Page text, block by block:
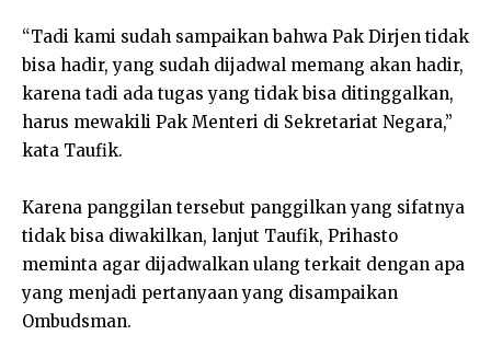
“Tadi kami sudah sampaikan bahwa Pak Dirjen tidak
bisa hadir, yang sudah dijadwal memang akan hadir,
karena tadi ada tugas yang tidak bisa ditinggalkan,
harus mewakili Pak Menteri di Sekretariat Negara,”
kata Taufik.
Karena panggilan tersebut panggilkan yang sifatnya
tidak bisa diwakilkan, lanjut Taufik, Prihasto
meminta agar dijadwalkan ulang terkait dengan apa
yang menjadi pertanyaan yang disampaikan
Ombudsman.